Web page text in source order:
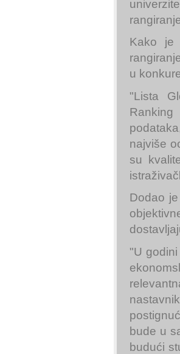
Kako je
u
"Lista
najviše
su
Dodao
"U
bude u
budući